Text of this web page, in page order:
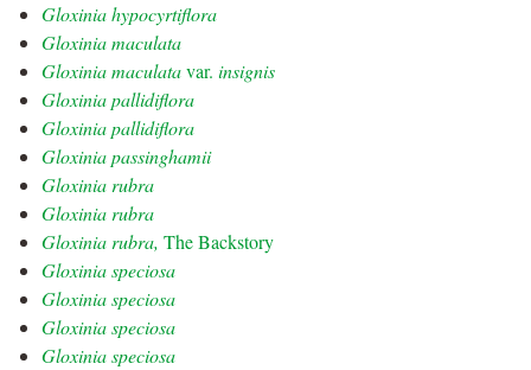
Gloxinia hypocyrtiflora
Gloxinia maculata
Gloxinia maculatavar. insignis
Gloxinia pallidiflora
Gloxinia pallidiflora
Gloxinia passinghamii
Gloxinia rubra
Gloxinia rubra
Gloxinia rubra, The Backstory
Gloxinia speciosa
Gloxinia speciosa
Gloxinia speciosa
Gloxinia speciosa